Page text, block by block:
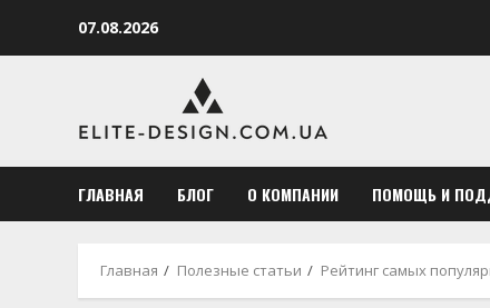
07.08.2026
ГЛАВНАЯ БЛОГ О КОМПАНИИ ПОМОЩЬ И
Главная Полезные статьи Рейтинг самых